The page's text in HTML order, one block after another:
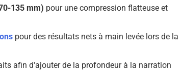
135 mm) pour une compression flatteuse et
pour des résultats nets à main levée lors de la
afin d'ajouter de la profondeur à la narration